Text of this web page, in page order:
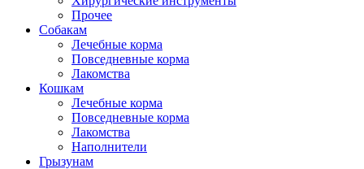
Прочее
Собакам
Лечебные корма
Повседневные корма
Лакомства
Кошкам
Лечебные корма
Повседневные корма
Лакомства
Наполнители
Грызунам